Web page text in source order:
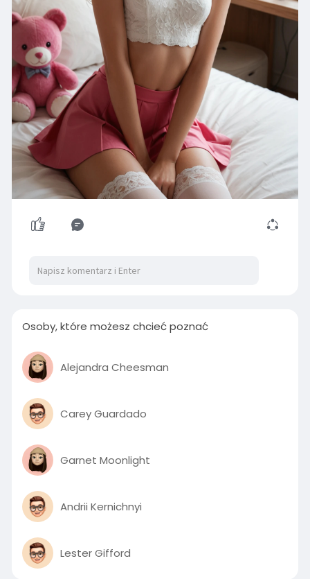
Osoby, które możesz chcieć poznać
Alejandra Cheesman
Carey Guardado
Garnet Moonlight
Andrii Kernichnyi
Lester Gifford